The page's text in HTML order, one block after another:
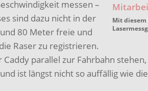
Mit
messen –
sind dazu nicht in der
80 Meter freie und
Raser zu registrieren.
parallel zur Fahrbahn
ist längst nicht so auffällig wie